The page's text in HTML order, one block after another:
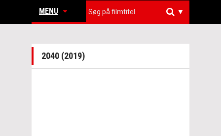
MENU ▼
2040 (2019)